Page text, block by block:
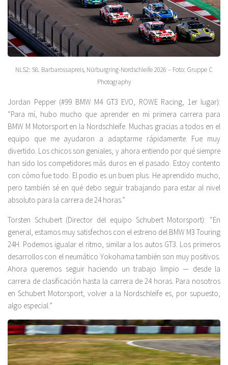
NLS2: 58. Barbarossapreis, Nürburgring-Nordschleife 2026 – Foto: Gruppe C
Photography
Jordan Pepper (#99 BMW M4 GT3 EVO, ROWE Racing, 1er lugar):
“Para mí, hubo mucho que aprender en mi primera carrera para
BMW M Motorsport en la Nordschleife. Muchas gracias a todos en el
equipo que me ayudaron a adaptarme rápidamente. Fue muy
divertido. Los chicos son geniales, y ahora entiendo por qué siempre
han sido los competidores más duros en el pasado. Estoy contento
con cómo fue todo. El podio es un buen plus. He aprendido mucho,
pero también sé en qué debo seguir trabajando para estar al nivel
absoluto para la carrera de 24 horas.”
Torsten Schubert (Director del equipo Schubert Motorsport): “En
general, estamos muy satisfechos con el estreno del BMW M3 Touring
24H. Podemos igualar el ritmo, similar a los autos GT3. Los primeros
desarrollos con el neumático Yokohama también son muy positivos.
Ahora queremos seguir haciendo un trabajo limpio — desde la
carrera de clasificación hasta la carrera de 24 horas. Para nosotros
en Schubert Motorsport, volver a la Nordschleife es, por supuesto,
algo especial.”